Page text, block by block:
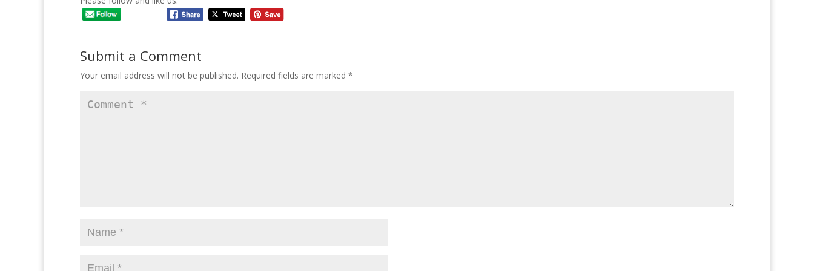
Submit a Comment
Your email address will not be published. Required fields are marked *